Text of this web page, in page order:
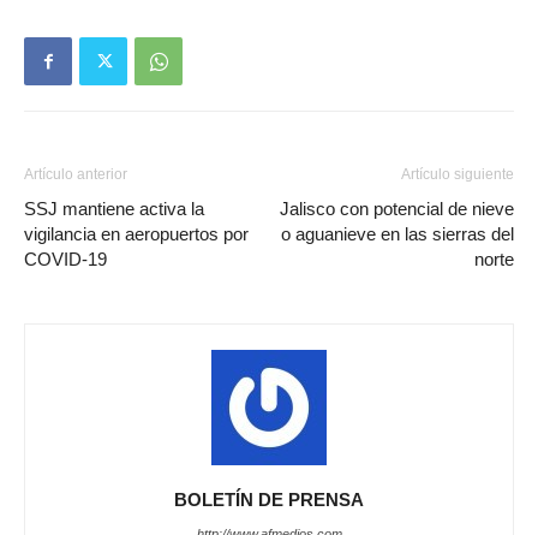
Artículo anterior
SSJ mantiene activa la
vigilancia en aeropuertos por
COVID-19
Artículo siguiente
Jalisco con potencial de nieve
o aguanieve en las sierras del
norte
BOLETÍN DE PRENSA